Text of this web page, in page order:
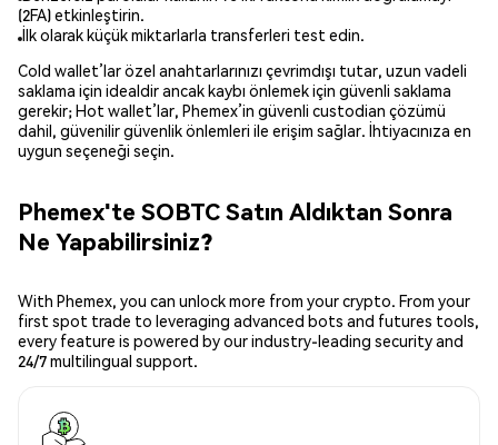
(2FA) etkinleştirin.
İlk olarak küçük miktarlarla transferleri test edin.
Cold wallet’lar özel anahtarlarınızı çevrimdışı tutar, uzun vadeli
saklama için idealdir ancak kaybı önlemek için güvenli saklama
gerekir; Hot wallet’lar, Phemex’in güvenli custodian çözümü
dahil, güvenilir güvenlik önlemleri ile erişim sağlar. İhtiyacınıza en
uygun seçeneği seçin.
Phemex'te SOBTC Satın Aldıktan Sonra
Ne Yapabilirsiniz?
With Phemex, you can unlock more from your crypto. From your
first spot trade to leveraging advanced bots and futures tools,
every feature is powered by our industry-leading security and
24/7 multilingual support.